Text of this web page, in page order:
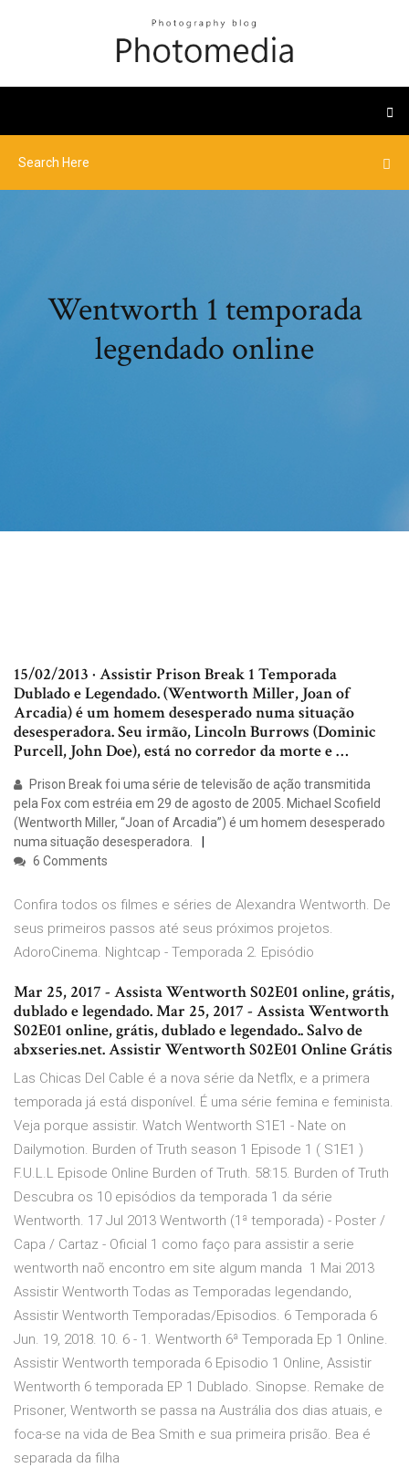
Wentworth 1 temporada
legendado online
15/02/2013 · Assistir Prison Break 1 Temporada
Dublado e Legendado. (Wentworth Miller, Joan of
Arcadia) é um homem desesperado numa situação
desesperadora. Seu irmão, Lincoln Burrows (Dominic
Purcell, John Doe), está no corredor da morte e …
Prison Break foi uma série de televisão de ação transmitida
pela Fox com estréia em 29 de agosto de 2005. Michael Scofield
(Wentworth Miller, “Joan of Arcadia”) é um homem desesperado
numa situação desesperadora.
6 Comments
Confira todos os filmes e séries de Alexandra Wentworth. De
seus primeiros passos até seus próximos projetos.
AdoroCinema. Nightcap - Temporada 2. Episódio
Mar 25, 2017 - Assista Wentworth S02E01 online, grátis,
dublado e legendado. Mar 25, 2017 - Assista Wentworth
S02E01 online, grátis, dublado e legendado.. Salvo de
abxseries.net. Assistir Wentworth S02E01 Online Grátis
Las Chicas Del Cable é a nova série da Netflx, e a primera
temporada já está disponível. É uma série femina e feminista.
Veja porque assistir. Watch Wentworth S1E1 - Nate on
Dailymotion. Burden of Truth season 1 Episode 1 ( S1E1 )
F.U.L.L Episode Online Burden of Truth. 58:15. Burden of Truth
Descubra os 10 episódios da temporada 1 da série
Wentworth. 17 Jul 2013 Wentworth (1ª temporada) - Poster /
Capa / Cartaz - Oficial 1 como faço para assistir a serie
wentworth naõ encontro em site algum manda 1 Mai 2013
Assistir Wentworth Todas as Temporadas legendando,
Assistir Wentworth Temporadas/Episodios. 6 Temporada 6
Jun. 19, 2018. 10. 6 - 1. Wentworth 6ª Temporada Ep 1 Online.
Assistir Wentworth temporada 6 Episodio 1 Online, Assistir
Wentworth 6 temporada EP 1 Dublado. Sinopse. Remake de
Prisoner, Wentworth se passa na Austrália dos dias atuais, e
foca-se na vida de Bea Smith e sua primeira prisão. Bea é
separada da filha